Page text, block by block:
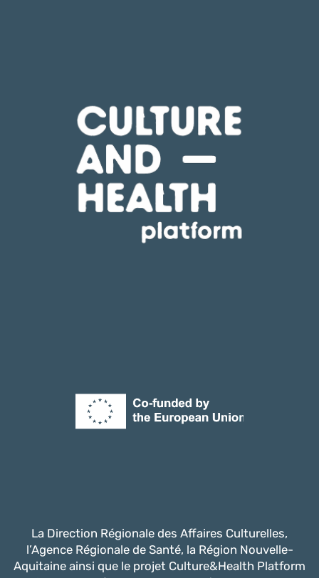
La Direction Régionale des Affaires Culturelles,
l’Agence Régionale de Santé, la Région Nouvelle-
Aquitaine ainsi que le projet Culture&Health Platform